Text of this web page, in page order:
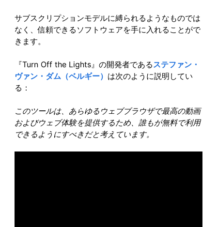
サブスクリプションモデルに縛られるようなものでは
なく、信頼できるソフトウェアを手に入れることがで
きます。
『Turn Off the Lights』の開発者であるステファン・
ヴァン・ダム（ベルギー） は次のように説明してい
る：
このツールは、あらゆるウェブブラウザで最高の動画
およびウェブ体験を提供するため、誰もが無料で利用
できるようにすべきだと考えています。